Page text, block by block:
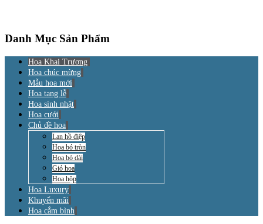
Danh Mục Sản Phẩm
Hoa Khai Trương
Hoa chúc mừng
Mẫu hoa mới
Hoa tang lễ
Hoa sinh nhật
Hoa cưới
Chủ đề hoa
Lan hồ điệp
Hoa bó tròn
Hoa bó dài
Giỏ hoa
Hoa hộp
Hoa Luxury
Khuyến mãi
Hoa cắm bình